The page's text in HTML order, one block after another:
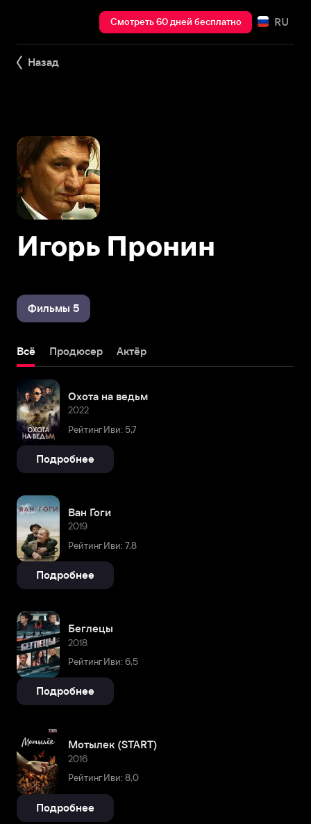
Смотреть 60 дней бесплатно RU
Назад
Игорь Пронин
Фильмы 5
Всё Продюсер Актёр
Охота на ведьм
2022
Рейтинг Иви: 5,7
Подробнее
Ван Гоги
2019
Рейтинг Иви: 7,8
Подробнее
Беглецы
2018
Рейтинг Иви: 6,5
Подробнее
Мотылек (START)
2016
Рейтинг Иви: 8,0
Подробнее